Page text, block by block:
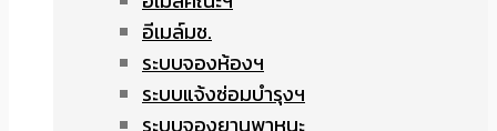
อีเมล์มช.
ระบบจองห้องฯ
ระบบแจ้งซ่อมบำรุงฯ
ระบบจองยานพาหนะ